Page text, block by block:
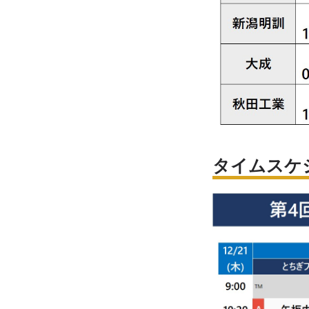
タイムスケ